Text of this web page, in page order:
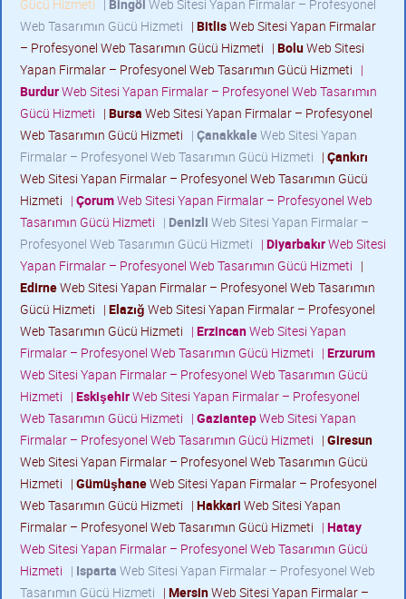
Gücü Hizmeti Bingöl Web Sitesi Yapan Firmalar – Profesyonel
Web Tasarımın Gücü Hizmeti | BitlisWeb Sitesi Yapan Firmalar
– Profesyonel Web Tasarımın Gücü Hizmeti | BoluWeb Sitesi
Yapan Firmalar – Profesyonel Web Tasarımın Gücü Hizmeti |
BurdurWeb Sitesi Yapan Firmalar – Profesyonel Web Tasarımın
Gücü Hizmeti | Bursa Web Sitesi Yapan Firmalar – Profesyonel
Web Tasarımın Gücü Hizmeti | Çanakkale Web Sitesi Yapan
Firmalar – Profesyonel Web Tasarımın Gücü Hizmeti | Çankırı
Web Sitesi Yapan Firmalar – Profesyonel Web Tasarımın Gücü
Hizmeti | ÇorumWeb Sitesi Yapan Firmalar – Profesyonel Web
Tasarımın Gücü Hizmeti | Denizli Web Sitesi Yapan Firmalar –
Profesyonel Web Tasarımın Gücü Hizmeti | DiyarbakırWeb Sitesi
Yapan Firmalar – Profesyonel Web Tasarımın Gücü Hizmeti |
EdirneWeb Sitesi Yapan Firmalar – Profesyonel Web Tasarımın
Gücü Hizmeti | Elazığ Web Sitesi Yapan Firmalar – Profesyonel
Web Tasarımın Gücü Hizmeti | ErzincanWeb Sitesi Yapan
Firmalar – Profesyonel Web Tasarımın Gücü Hizmeti | Erzurum
Web Sitesi Yapan Firmalar – Profesyonel Web Tasarımın Gücü
Hizmeti | EskişehirWeb Sitesi Yapan Firmalar – Profesyonel
Web Tasarımın Gücü Hizmeti | GaziantepWeb Sitesi Yapan
Firmalar – Profesyonel Web Tasarımın Gücü Hizmeti | Giresun
Web Sitesi Yapan Firmalar – Profesyonel Web Tasarımın Gücü
Hizmeti | GümüşhaneWeb Sitesi Yapan Firmalar – Profesyonel
Web Tasarımın Gücü Hizmeti | Hakkari Web Sitesi Yapan
Firmalar – Profesyonel Web Tasarımın Gücü Hizmeti | Hatay
Web Sitesi Yapan Firmalar – Profesyonel Web Tasarımın Gücü
Hizmeti | Isparta Web Sitesi Yapan Firmalar – Profesyonel Web
Tasarımın Gücü Hizmeti | MersinWeb Sitesi Yapan Firmalar –